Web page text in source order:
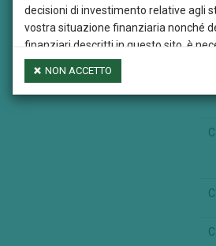
decisioni di investimento relative agli
vostra situazione finanziaria nonché
finanziari descritti in questo sito, è
finanziario, eventualmente con il
Si attira inoltre l’attenzione dei
garanzia dei guadagni futuri.. Un
Le Informazioni presenti in questo
in qualunque modo e con qualsiasi
al presente sito o che siano
NON ACCETTO